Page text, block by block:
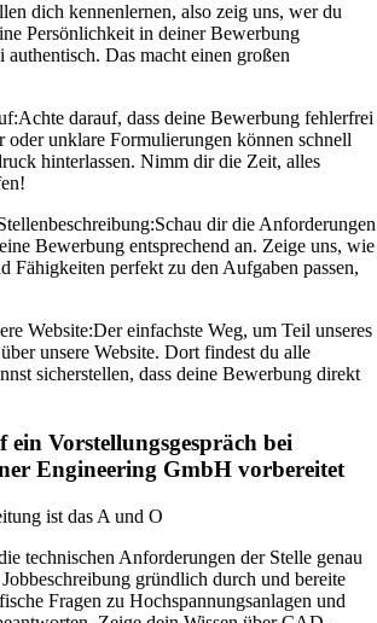
dich kennenlernen, also zeig uns, wer du
Persönlichkeit in deiner Bewerbung
authentisch. Das macht einen großen
Achte darauf, dass deine Bewerbung fehlerfrei
oder unklare Formulierungen können schnell
hinterlassen. Nimm dir die Zeit, alles
Schau dir die Anforderungen
Bewerbung entsprechend an. Zeige uns, wie
Fähigkeiten perfekt zu den Aufgaben passen,
Website:Der einfachste Weg, um Teil unseres
unsere Website. Dort findest du alle
sicherstellen, dass deine Bewerbung direkt
ein Vorstellungsgespräch bei
Engineering GmbH vorbereitet
ist das A und O
technischen Anforderungen der Stelle genau
gründlich durch und bereite
Fragen zu Hochspannungsanlagen und